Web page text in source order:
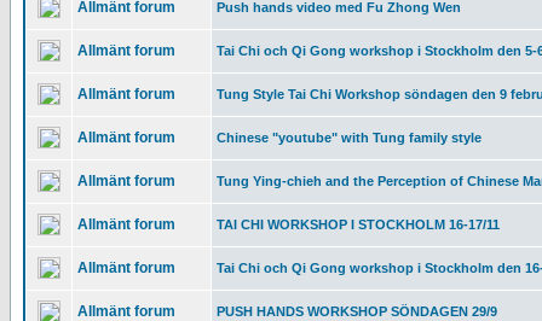
Allmänt forum Push hands video med Fu Zhong Wen
Allmänt forum Tai Chi och Qi Gong workshop i Stockholm den 5-
Allmänt forum Tung Style Tai Chi Workshop söndagen den 9
Allmänt forum Chinese "youtube" with Tung family style
Allmänt forum Tung Ying-chieh and the Perception of Chinese
Allmänt forum TAI CHI WORKSHOP I STOCKHOLM 16-17/11
Allmänt forum Tai Chi och Qi Gong workshop i Stockholm den
Allmänt forum PUSH HANDS WORKSHOP SÖNDAGEN 29/9